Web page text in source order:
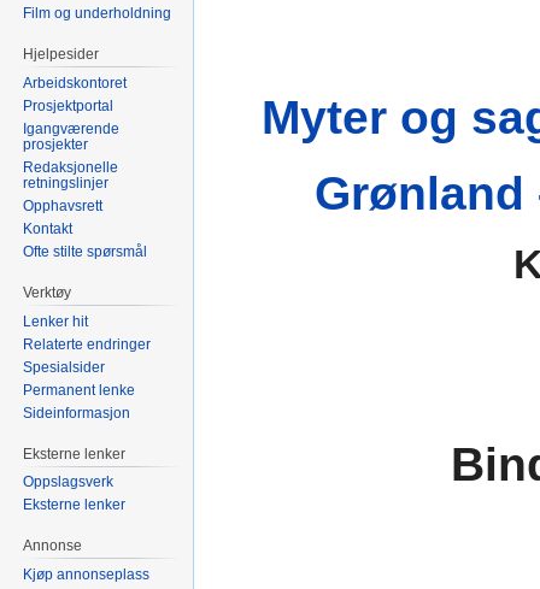
Myter og
Grønland
Film og underholdning
Hjelpesider
Arbeidskontoret
Prosjektportal
Igangværende
prosjekter
Redaksjonelle
retningslinjer
Opphavsrett
Kontakt
Ofte stilte spørsmål
Verktøy
Lenker hit
Relaterte endringer
Spesialsider
Permanent lenke
Sideinformasjon
Eksterne lenker
Oppslagsverk
Eksterne lenker
Annonse
Kjøp annonseplass